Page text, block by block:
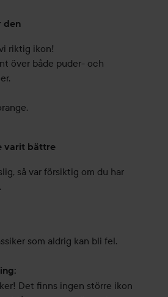
den
riktig ikon!
över både puder- och
varit bättre
så var försiktig om du har
som aldrig kan bli fel.
Det finns ingen större ikon